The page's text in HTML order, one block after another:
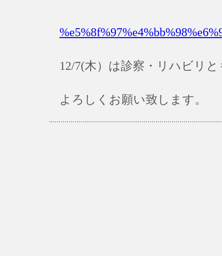
12/7(木）は診察・リハビリ
よろしくお願い致します。